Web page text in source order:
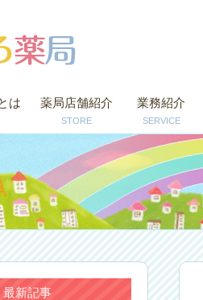
は 薬局店舗紹介
STORE
業務紹介
SERVICE
最新記事